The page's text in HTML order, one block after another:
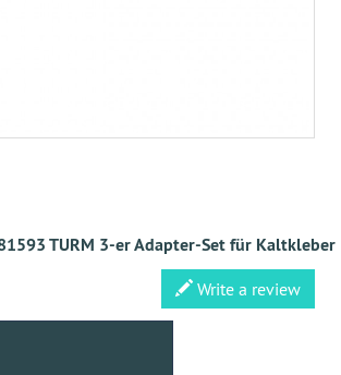
TURM 3-er Adapter-Set für Kaltkleber
Write a review